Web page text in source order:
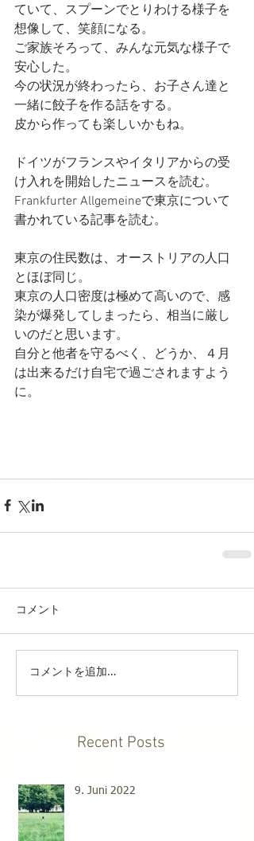
ていて、スプーンでとりわける様子を
想像して、笑顔になる。
ご家族そろって、みんな元気な様子で
安心した。
今の状況が終わったら、お子さん達と
一緒に餃子を作る話をする。
皮から作っても楽しいかもね。
ドイツがフランスやイタリアからの受
け入れを開始したニュースを読む。
Frankfurter Allgemeineで東京について
書かれている記事を読む。
東京の住民数は、オーストリアの人口
とほぼ同じ。
東京の人口密度は極めて高いので、感
染が爆発してしまったら、相当に厳し
いのだと思います。
自分と他者を守るべく、どうか、４月
は出来るだけ自宅で過ごされますよう
に。
コメント
コメントを追加…
Recent Posts
9. Juni 2022